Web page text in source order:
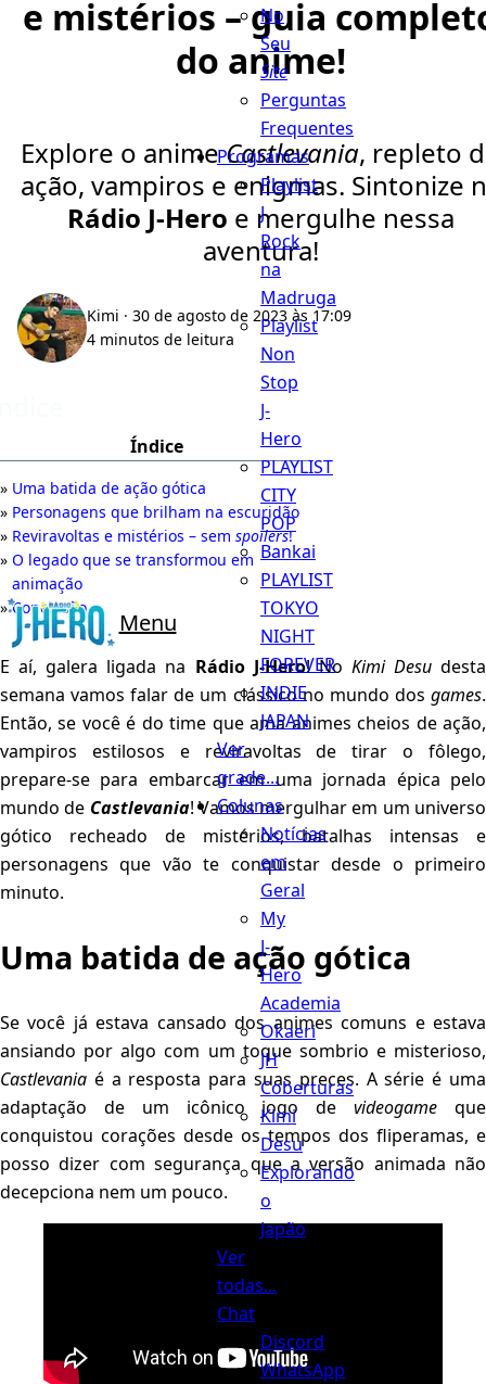
Menu
No
Seu
Site
Perguntas
Frequentes
Programas
Playlist
J
Rock
na
Madruga
Playlist
Non
Stop
J-
Hero
PLAYLIST
CITY
POP
Bankai
PLAYLIST
TOKYO
NIGHT
FOREVER
INDIE
JAPAN
Ver
grade...
Colunas
Notícias
em
Geral
My
J-
Hero
Academia
Okaeri
JH
Coberturas
Kimi
Desu
Explorando
o
Japão
Ver
todas...
Chat
Discord
WhatsApp
e mistérios – guia
do anime!
Explore o animeCastlevania, repleto
ação, vampiros e enigmas. Sintonize
Rádio J-Hero e mergulhe nessa
aventura!
Kimi · 30 de agosto de 2023 às 17:09
4 minutos de leitura
Índice
Uma batida de ação gótica
Personagens que brilham na escuridão
Reviravoltas e mistérios – sem spoilers!
O legado que se transformou em
animação
Conclusão
E aí, galera ligada na Rádio J-Hero! No Kimi Desudesta
semana vamos falar de um clássico no mundo dos games.
Então, se você é do time que ama animes cheios de ação,
vampiros estilosos e reviravoltas de tirar o fôlego,
prepare-se para embarcar em uma jornada épica pelo
mundo de Castlevania! Vamos mergulhar em um universo
gótico recheado de mistérios, batalhas intensas e
personagens que vão te conquistar desde o primeiro
minuto.
Uma batida de ação gótica
Se você já estava cansado dos animes comuns e estava
ansiando por algo com um toque sombrio e misterioso,
Castlevania é a resposta para suas preces. A série é uma
adaptação de um icônico jogo devideogame que
conquistou corações desde os tempos dos fliperamas, e
posso dizer com segurança que a versão animada não
decepciona nem um pouco.